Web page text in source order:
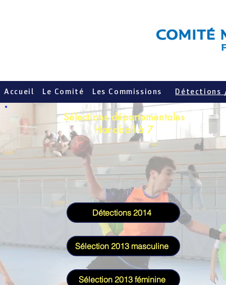
Sélections départementales
Handball à 7
Détections 2014
Sélection 2013 masculine
Sélection 2013 féminine
Accueil Le Comité Les Commissions Détections